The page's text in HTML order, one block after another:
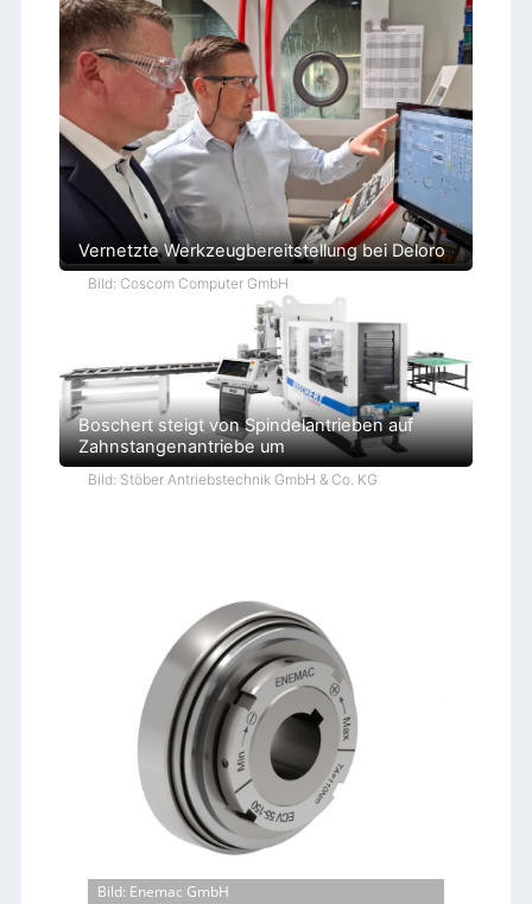
Vernetzte Werkzeugbereitstellung bei Deloro
Bild: Coscom Computer GmbH
Boschert steigt von Spindelantrieben auf
Zahnstangenantriebe um
Bild: Stöber Antriebstechnik GmbH & Co. KG
Bild: Enemac GmbH